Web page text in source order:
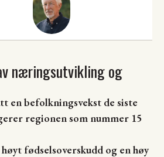
næringsutvikling og
en befolkningsvekst de siste
regionen som nummer 15
fødselsoverskudd og en høy